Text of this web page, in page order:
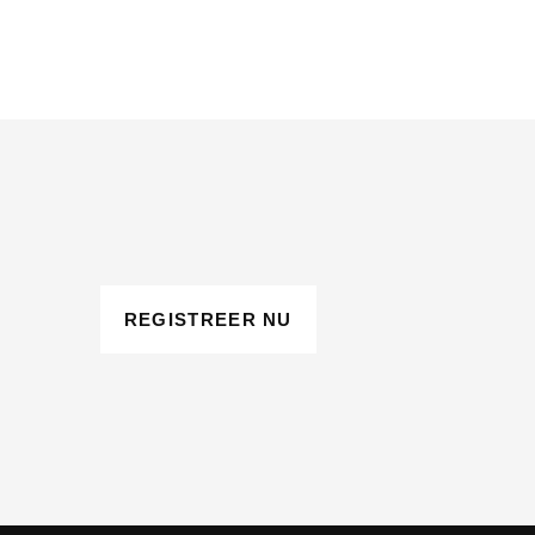
REGISTREER NU